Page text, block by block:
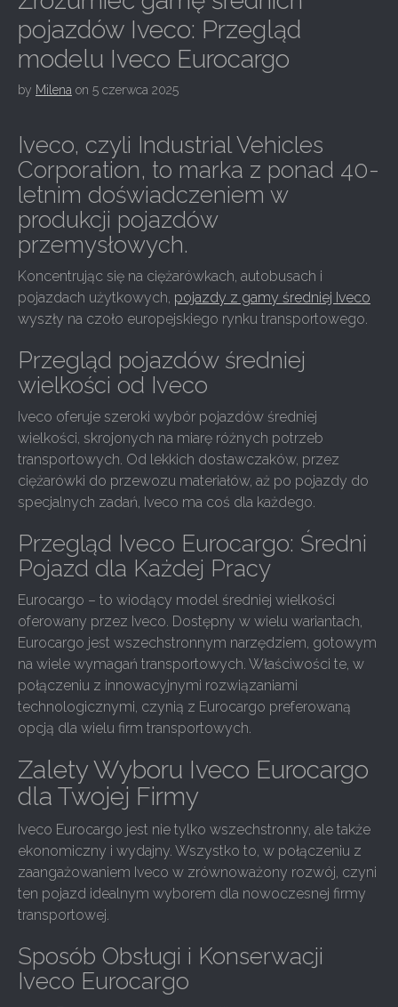
pojazdów Iveco: Przegląd
modelu Iveco Eurocargo
by Milena on 5 czerwca 2025
Iveco, czyli Industrial Vehicles
Corporation, to marka z ponad 40-
letnim doświadczeniem w
produkcji pojazdów
przemysłowych.
Koncentrując się na ciężarówkach, autobusach i
pojazdach użytkowych, pojazdy z gamy średniej Iveco
wyszły na czoło europejskiego rynku transportowego.
Przegląd pojazdów średniej
wielkości od Iveco
Iveco oferuje szeroki wybór pojazdów średniej
wielkości, skrojonych na miarę różnych potrzeb
transportowych. Od lekkich dostawczaków, przez
ciężarówki do przewozu materiałów, aż po pojazdy do
specjalnych zadań, Iveco ma coś dla każdego.
Przegląd Iveco Eurocargo: Średni
Pojazd dla Każdej Pracy
Eurocargo – to wiodący model średniej wielkości
oferowany przez Iveco. Dostępny w wielu wariantach,
Eurocargo jest wszechstronnym narzędziem, gotowym
na wiele wymagań transportowych. Właściwości te, w
połączeniu z innowacyjnymi rozwiązaniami
technologicznymi, czynią z Eurocargo preferowaną
opcją dla wielu firm transportowych.
Zalety Wyboru Iveco Eurocargo
dla Twojej Firmy
Iveco Eurocargo jest nie tylko wszechstronny, ale także
ekonomiczny i wydajny. Wszystko to, w połączeniu z
zaangażowaniem Iveco w zrównoważony rozwój, czyni
ten pojazd idealnym wyborem dla nowoczesnej firmy
transportowej.
Sposób Obsługi i Konserwacji
Iveco Eurocargo